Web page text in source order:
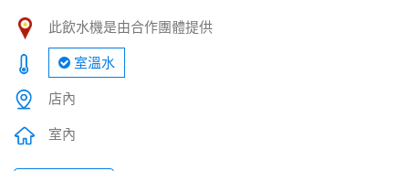
此飲水機是由合作團體提供
室溫水
店內
室內